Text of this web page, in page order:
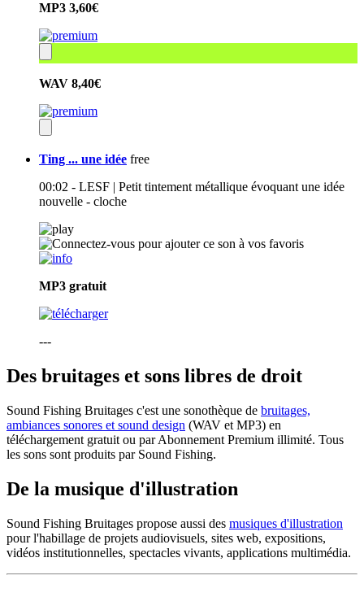
MP3 3,60€
WAV 8,40€
Ting ... une idée free
00:02 - LESF | Petit tintement métallique évoquant une idée
nouvelle - cloche
MP3 gratuit
---
Des bruitages et sons libres de droit
Sound Fishing Bruitages c'est une sonothèque de bruitages,
ambiances sonores et sound design (WAV et MP3) en
téléchargement gratuit ou par Abonnement Premium illimité. Tous
les sons sont produits par Sound Fishing.
De la musique d'illustration
Sound Fishing Bruitages propose aussi des musiques d'illustration
pour l'habillage de projets audiovisuels, sites web, expositions,
vidéos institutionnelles, spectacles vivants, applications multimédia.